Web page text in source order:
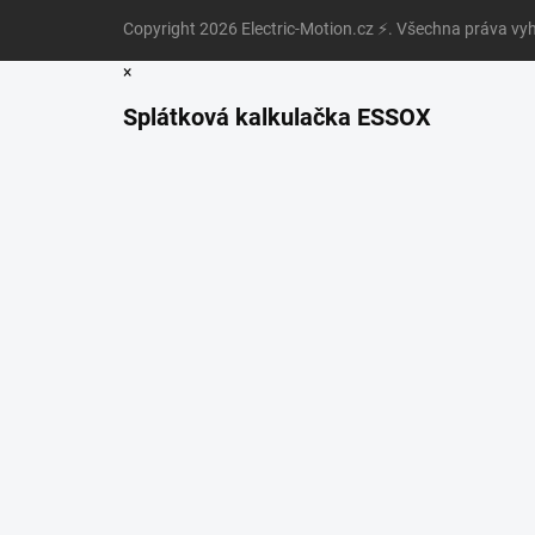
Copyright 2026 Electric-Motion.cz ⚡. Všechna práva
×
Splátková kalkulačka ESSOX